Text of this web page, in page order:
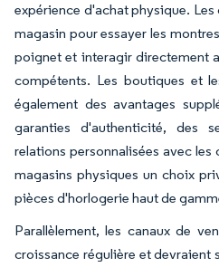
expérience d'achat physique.
magasin pour essayer les
poignet et interagir directement
compétents. Les boutiques et
également des avantages
garanties d'authenticité, des
relations personnalisées avec
magasins physiques un choix
pièces d'horlogerie haut de
Parallèlement, les canaux de
croissance régulière et devraient